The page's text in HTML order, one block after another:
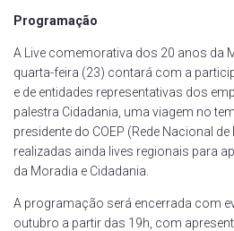
Programação
A Live comemorativa dos 20 anos da
quarta-feira (23) contará com a
e de entidades representativas dos
palestra Cidadania, uma viagem no
presidente do COEP (Rede Nacional
realizadas ainda lives regionais para
da Moradia e Cidadania.
A programação será encerrada com
outubro a partir das 19h, com